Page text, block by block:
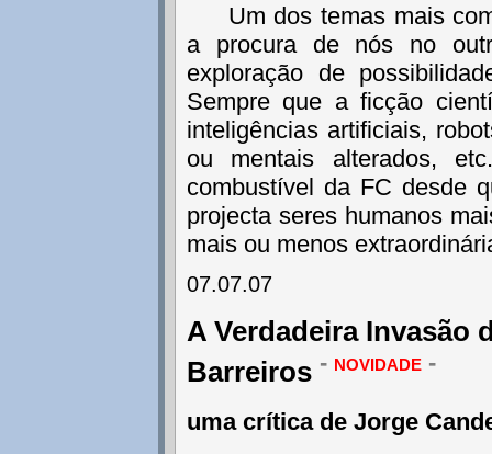
Um dos temas mais
a procura de nós no
exploração de
Sempre que a ficção
inteligências artificiais,
ou mentais alterados,
combustível da FC desde
projecta seres humanos
mais ou menos
07.07.07
A Verdadeira Invasão
Barreiros - novidade -
uma crítica de Jorge